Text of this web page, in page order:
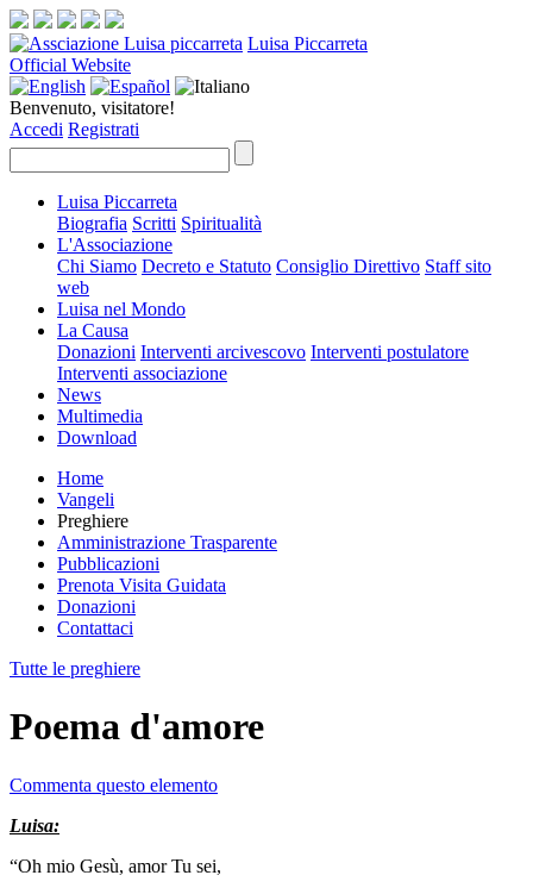
Luisa Piccarreta
Official Website
Benvenuto, visitatore!
Accedi Registrati
Luisa Piccarreta
Biografia Scritti Spiritualità
L'Associazione
Chi Siamo Decreto e Statuto Consiglio Direttivo Staff sito
web
Luisa nel Mondo
La Causa
Donazioni Interventi arcivescovo Interventi postulatore
Interventi associazione
News
Multimedia
Download
Home
Vangeli
Preghiere
Amministrazione Trasparente
Pubblicazioni
Prenota Visita Guidata
Donazioni
Contattaci
Tutte le preghiere
Poema d'amore
Commenta questo elemento
Luisa:
“Oh mio Gesù, amor Tu sei,